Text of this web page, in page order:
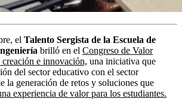
el Talento Sergista de la Escuela de
brilló en el Congreso de Valor
e innovación, una iniciativa que
del sector educativo con el sector
la generación de retos y soluciones que
experiencia de valor para los estudiantes.